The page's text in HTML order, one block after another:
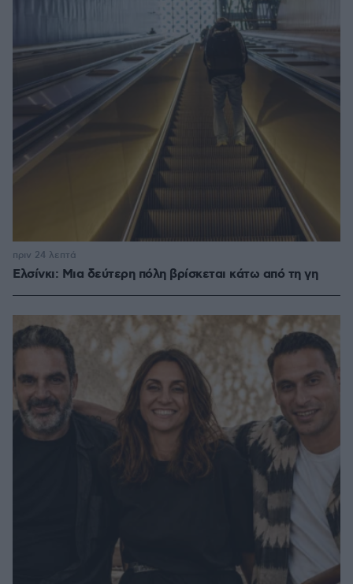
Ελσίνκι: Mια δεύτερη πόλη βρίσκεται κάτω από τη γη
πριν 24 λεπτά